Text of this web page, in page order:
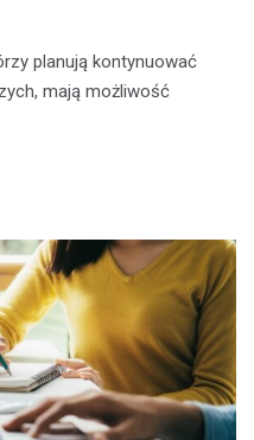
planują kontynuować
mają możliwość